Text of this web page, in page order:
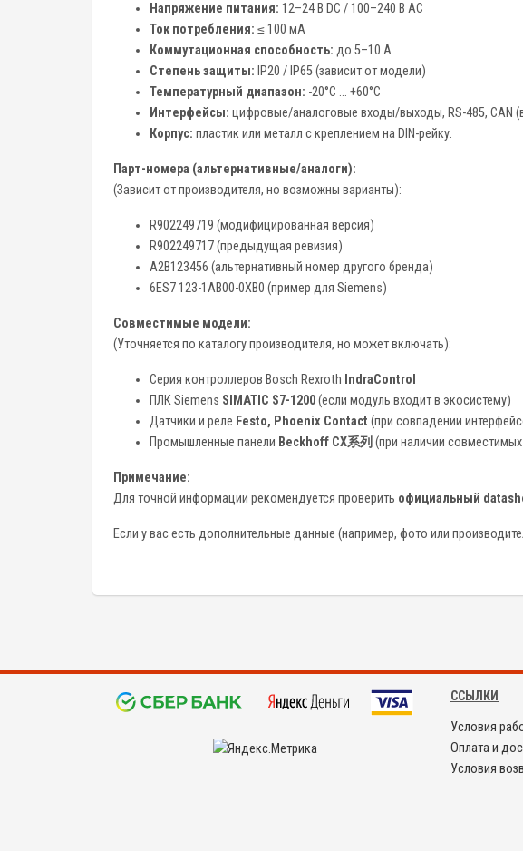
Напряжение питания: 12–24 В DC / 100–240 В AC
Ток потребления: ≤ 100 мА
Коммутационная способность: до 5–10 А
Степень защиты: IP20 / IP65 (зависит от модели)
Температурный диапазон: -20°C ... +60°C
Интерфейсы: цифровые/аналоговые входы/выходы, RS-485, CAN
Корпус: пластик или металл с креплением на DIN-рейку.
Парт-номера (альтернативные/аналоги):
(Зависит от производителя, но возможны варианты):
R902249719 (модифицированная версия)
R902249717 (предыдущая ревизия)
A2B123456 (альтернативный номер другого бренда)
6ES7 123-1AB00-0XB0 (пример для Siemens)
Совместимые модели:
(Уточняется по каталогу производителя, но может включать):
Серия контроллеров Bosch Rexroth IndraControl
ПЛК Siemens SIMATIC S7-1200(если модуль входит в экосистему)
Датчики и реле Festo, Phoenix Contact (при совпадении
Промышленные панели Beckhoff CX系列 (при наличии
Примечание:
Для точной информации рекомендуется проверить официальный
Если у вас есть дополнительные данные (например, фото или
ССЫЛКИ
Условия
Оплата и
Условия